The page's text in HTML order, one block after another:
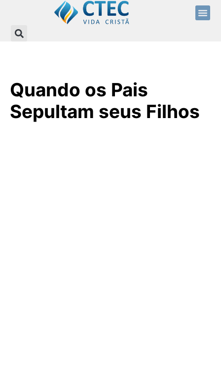
Quando os Pais
Sepultam seus Filhos